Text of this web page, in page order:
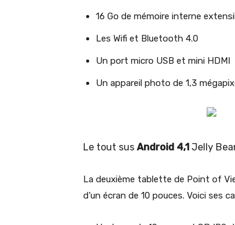
16 Go de mémoire interne
Les Wifi et Bluetooth 4.0
Un port micro USB et mini HDMI
Un appareil photo de 1,3
Le tout sus Android 4,1 Jelly
La deuxième tablette de Point of
d’un écran de 10 pouces. Voici ses